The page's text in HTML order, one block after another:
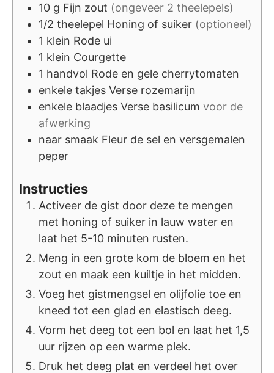
10 g Fijn zout (ongeveer 2 theelepels)
1/2 theelepel Honing of suiker (optioneel)
1 klein Rode ui
1 klein Courgette
1 handvol Rode en gele cherrytomaten
enkele takjes Verse rozemarijn
enkele blaadjes Verse basilicum voor de
afwerking
naar smaak Fleur de sel en versgemalen
peper
Instructies
Activeer de gist door deze te mengen
met honing of suiker in lauw water en
laat het 5-10 minuten rusten.
Meng in een grote kom de bloem en het
zout en maak een kuiltje in het midden.
Voeg het gistmengsel en olijfolie toe en
kneed tot een glad en elastisch deeg.
Vorm het deeg tot een bol en laat het 1,5
uur rijzen op een warme plek.
Druk het deeg plat en verdeel het over